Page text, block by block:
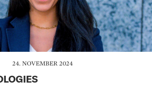
24. NOVEMBER 2024